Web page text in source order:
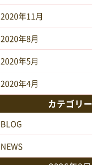
2020年11月
2020年8月
2020年5月
2020年4月
カテゴリー
BLOG
NEWS